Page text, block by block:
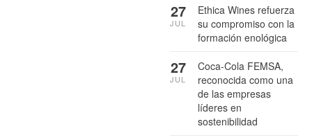
Ethica Wines refuerza
su compromiso con la
formación enológica
27
JUL
Coca-Cola FEMSA,
reconocida como una
de las empresas
líderes en
sostenibilidad
27
JUL